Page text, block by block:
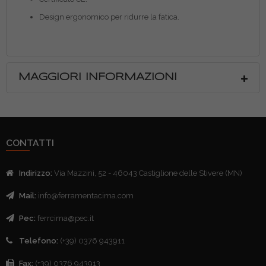
Design ergonomico per ridurre la fatica.
MAGGIORI INFORMAZIONI
CONTATTI
Indirizzo: Via Mazzini, 52 - 46043 Castiglione delle Stivere (MN)
Mail: info@ferramentacima.com
Pec: ferrcima@pec.it
Telefono: (+39) 0376 943911
Fax: (+39) 0376 943913